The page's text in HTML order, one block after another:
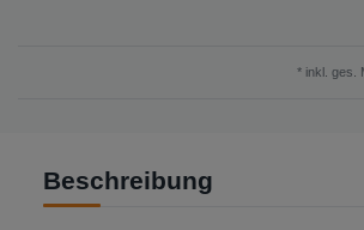
* inkl. ges.
Beschreibung